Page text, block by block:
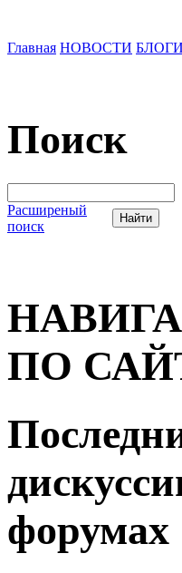
Главная НОВОСТИ БЛОГИ
Поиск
Расширеный
поиск
ПО
форумах